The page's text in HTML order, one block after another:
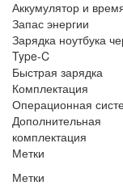
Аккумулятор и
Запас энергии
Зарядка ноутбука
Type-C
Быстрая зарядка
Комплектация
Операционная
Дополнительная
комплектация
Метки
Метки